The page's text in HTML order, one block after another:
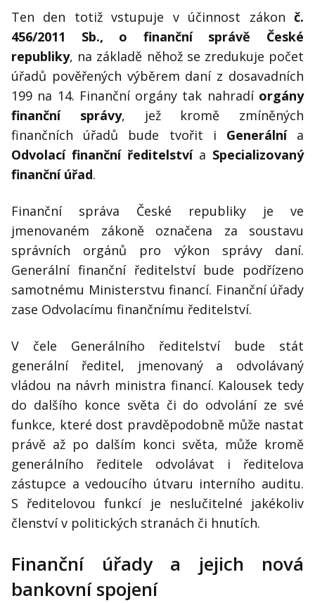
Ten den totiž vstupuje v účinnost zákon č.
456/2011 Sb., o finanční správě České
republiky, na základě něhož se zredukuje počet
úřadů pověřených výběrem daní z dosavadních
199 na 14. Finanční orgány tak nahradí orgány
finanční správy, jež kromě zmíněných
finančních úřadů bude tvořit i Generálnía
Odvolací finanční ředitelstvía Specializovaný
finanční úřad.
Finanční správa České republiky je ve
jmenovaném zákoně označena za soustavu
správních orgánů pro výkon správy daní.
Generální finanční ředitelství bude podřízeno
samotnému Ministerstvu financí. Finanční úřady
zase Odvolacímu finančnímu ředitelství.
V čele Generálního ředitelství bude stát
generální ředitel, jmenovaný a odvolávaný
vládou na návrh ministra financí. Kalousek tedy
do dalšího konce světa či do odvolání ze své
funkce, které dost pravděpodobně může nastat
právě až po dalším konci světa, může kromě
generálního ředitele odvolávat i ředitelova
zástupce a vedoucího útvaru interního auditu.
S ředitelovou funkcí je neslučitelné jakékoliv
členství v politických stranách či hnutích.
Finanční úřady a jejich nová
bankovní spojení